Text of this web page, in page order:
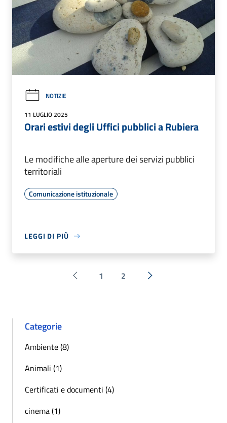
NOTIZIE
11 LUGLIO 2025
Orari estivi degli Uffici pubblici a Rubiera
Le modifiche alle aperture dei servizi pubblici
territoriali
Comunicazione istituzionale
LEGGI DI PIÙ
Pagina precedente
1 2 Successiva »
Categorie
Ambiente (8)
Animali (1)
Certificati e documenti (4)
cinema (1)